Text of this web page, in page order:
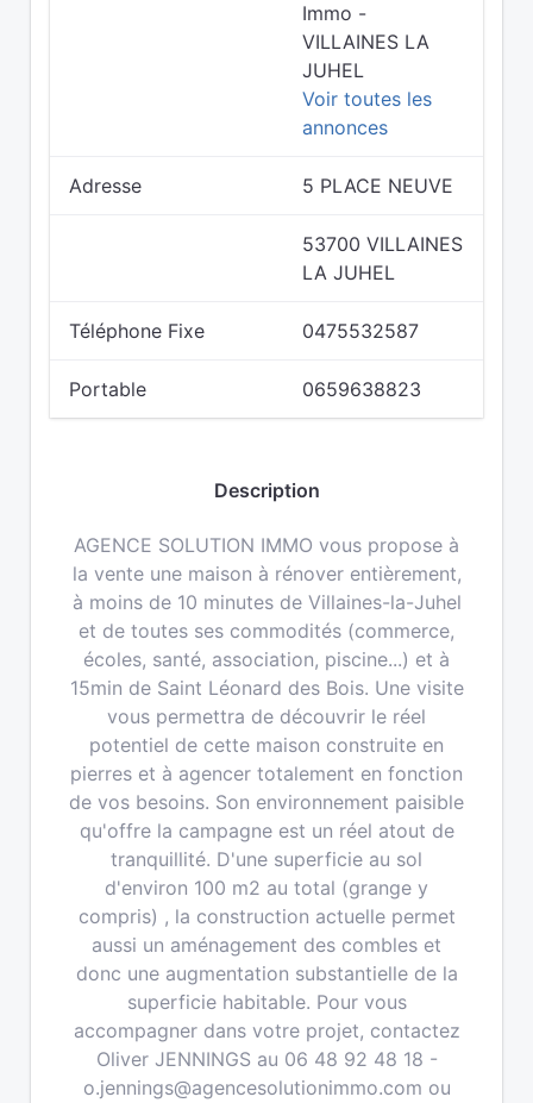
Immo -
VILLAINES LA
JUHEL
Voir toutes les
annonces
Adresse 5 PLACE NEUVE
53700 VILLAINES
LA JUHEL
Téléphone Fixe 0475532587
Portable 0659638823
Description
AGENCE SOLUTION IMMO vous propose à
la vente une maison à rénover entièrement,
à moins de 10 minutes de Villaines-la-Juhel
et de toutes ses commodités (commerce,
écoles, santé, association, piscine...) et à
15min de Saint Léonard des Bois. Une visite
vous permettra de découvrir le réel
potentiel de cette maison construite en
pierres et à agencer totalement en fonction
de vos besoins. Son environnement paisible
qu'offre la campagne est un réel atout de
tranquillité. D'une superficie au sol
d'environ 100 m2 au total (grange y
compris) , la construction actuelle permet
aussi un aménagement des combles et
donc une augmentation substantielle de la
superficie habitable. Pour vous
accompagner dans votre projet, contactez
Oliver JENNINGS au 06 48 92 48 18 -
o.jennings@agencesolutionimmo.com ou